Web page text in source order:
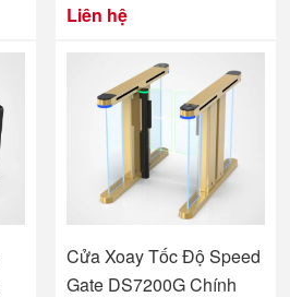
Liên hệ
Cửa Xoay Tốc Độ Speed
Gate DS7200G Chính